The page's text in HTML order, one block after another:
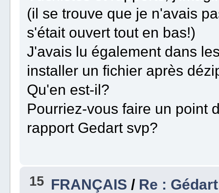
(il se trouve que je n'avais
s'était ouvert tout en bas!)
J'avais lu également dans
installer un fichier après
Qu'en est-il?
Pourriez-vous faire un point
rapport Gedart svp?
15 FRANÇAIS / Re : Gédart